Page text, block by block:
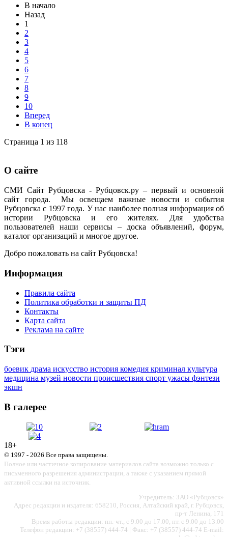
В начало
Назад
1
2
3
4
5
6
7
8
9
10
Вперед
В конец
Страница 1 из 118
О сайте
СМИ Сайт Рубцовска - Рубцовск.ру – первый и основной
сайт города. Мы освещаем важные новости и события
Рубцовска с 1997 года. У нас наиболее полная информация об
истории Рубцовска и его жителях. Для удобства
пользователей наши сервисы – доска объявлений, форум,
каталог организаций и многое другое.
Добро пожаловать на сайт Рубцовска!
Информация
Правила сайта
Политика обработки и защиты ПД
Контакты
Карта сайта
Реклама на сайте
Тэги
боевик драма искусство история комедия криминал культура
медицина музей новости происшествия спорт ужасы фэнтези
экшн
В галерее
18+
© 1997 - 2026 Все права защищены.
Полное или частичное копирование материалов сайта возможно только с
письменного разрешения администрации, а также с указанием прямой
активной ссылки на источник.
Учредитель: ЗАО «Рубцовск»
Адрес редакции и издателя: 658210, Россия, Алтайский край, г. Рубцовск,
пр-т Ленина, 171
Время работы редакции: пн.-чт., с 9.00 до 17.00, пт. с 9.00 до 13.00
Телефон редакции: +7 (38557) 444-74 | Факс: +7 (38557) 444-74 E-mail: